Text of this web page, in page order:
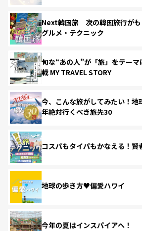
Next韓国旅 次の韓国旅行がも
グルメ・テクニック
旬な“あの人”が「旅」をテー
載 MY TRAVEL STORY
今、こんな旅がしてみたい！
年絶対行くべき旅先30
コスパもタイパもかなえる！賢
地球の歩き方♥偏愛ハワイ
今年の夏はインスパイアへ！